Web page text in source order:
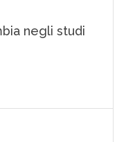
negli studi